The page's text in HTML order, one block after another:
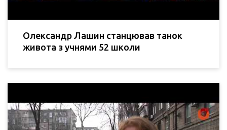
Олександр Лашин станцював танок
живота з учнями 52 школи